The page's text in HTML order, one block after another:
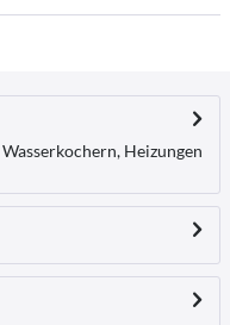
Heizungen